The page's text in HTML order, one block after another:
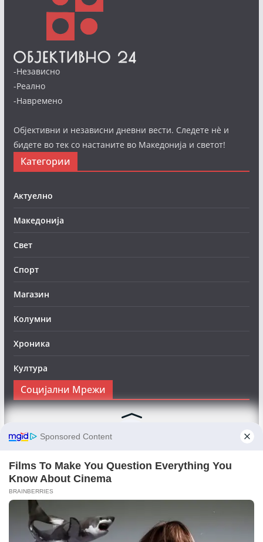
-Независно
-Реално
-Навремено
Објективни и независни дневни вести. Следете нè и
бидете во тек со настаните во Македонија и светот!
Категории
Актуелно
Македонија
Свет
Спорт
Магазин
Колумни
Хроника
Култура
Социјални Мрежи
Следете нè на Фејсбук за да сте во тек со најновите